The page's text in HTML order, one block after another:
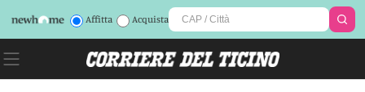
Affitta Acquista